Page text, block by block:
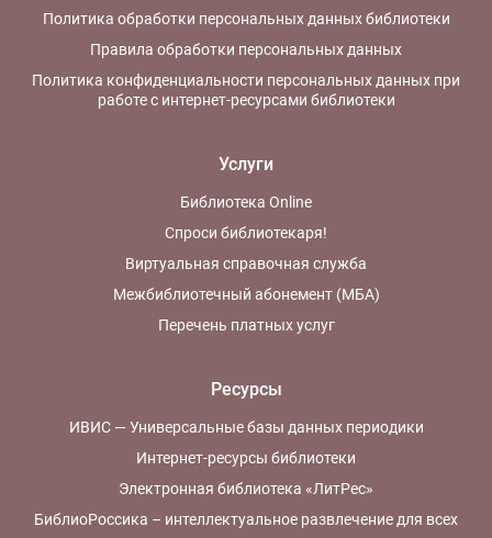
Политика обработки персональных данных библиотеки
Правила обработки персональных данных
Политика конфиденциальности персональных данных при
работе с интернет-ресурсами библиотеки
Услуги
Библиотека Online
Спроси библиотекаря!
Виртуальная справочная служба
Межбиблиотечный абонемент (МБА)
Перечень платных услуг
Ресурсы
ИВИС — Универсальные базы данных периодики
Интернет-ресурсы библиотеки
Электронная библиотека «ЛитРес»
БиблиоРоссика – интеллектуальное развлечение для всех